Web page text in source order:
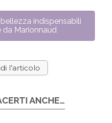
indispensabili
da Marionnaud
l’articolo
ANCHE…